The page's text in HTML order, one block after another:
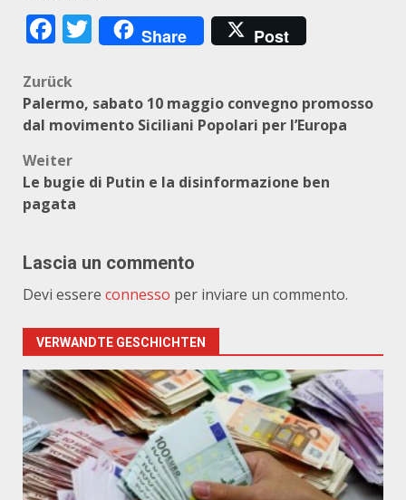
Facebook
Twitter
Share Post
Beitragsnavigation
Zurück
Palermo, sabato 10 maggio convegno promosso
dal movimento Siciliani Popolari per l’Europa
Weiter
Le bugie di Putin e la disinformazione ben
pagata
Lascia un commento
Devi essere connesso per inviare un commento.
VERWANDTE GESCHICHTEN